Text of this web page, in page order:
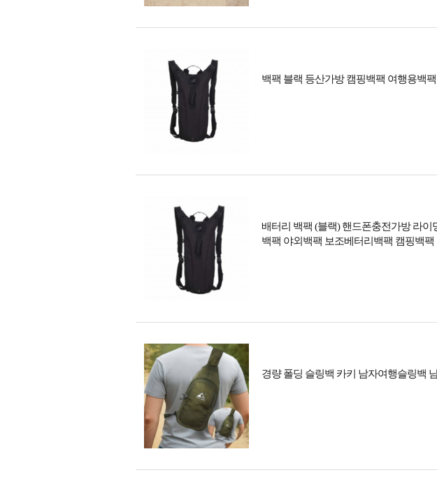
백팩 블랙 등산가방 캠핑백팩 여행용백
배터리 백팩 (블랙) 핸드폰충전가방 라
백팩 야외백팩 보조베터리백팩 캠핑백팩
경량 폴딩 슬링백 카키 남자여행슬링백